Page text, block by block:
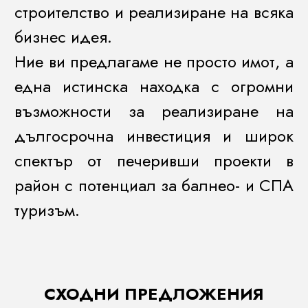
строителство и реализиране на всяка
бизнес идея.
Ние ви предлагаме не просто имот, а
една истинска находка с огромни
възможности за реализиране на
дългосрочна инвестиция и широк
спектър от печеривши проекти в
район с потенциал за балнео- и СПА
туризъм.
СХОДНИ ПРЕДЛОЖЕНИЯ